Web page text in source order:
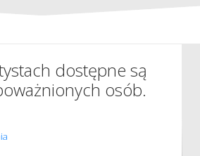
dostępne są
osób.